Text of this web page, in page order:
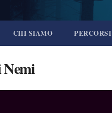
CHI SIAMO PERCORSI
Nemi